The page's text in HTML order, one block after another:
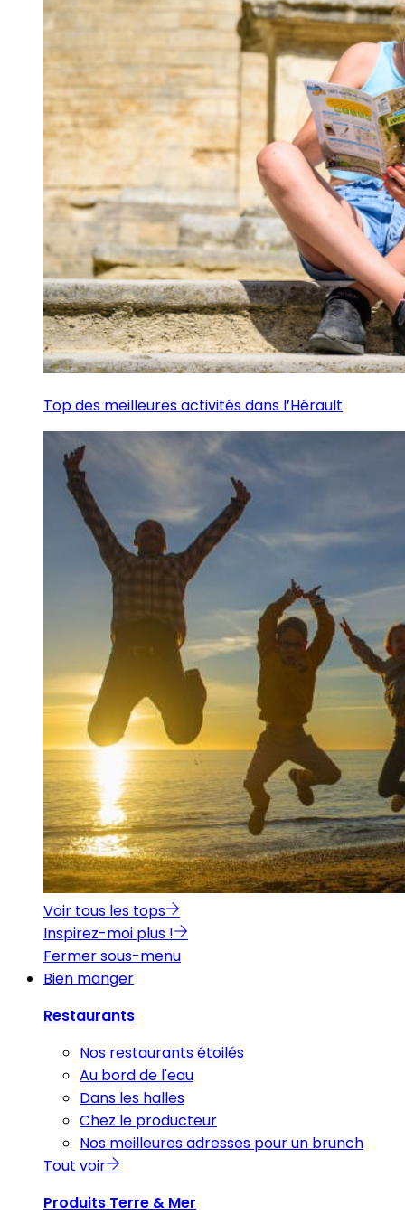
Top des meilleures activités dans l’Hérault
Voir tous les tops
Inspirez-moi plus !
Fermer sous-menu
Bien manger
Restaurants
Nos restaurants étoilés
Au bord de l'eau
Dans les halles
Chez le producteur
Nos meilleures adresses pour un brunch
Tout voir
Produits Terre & Mer